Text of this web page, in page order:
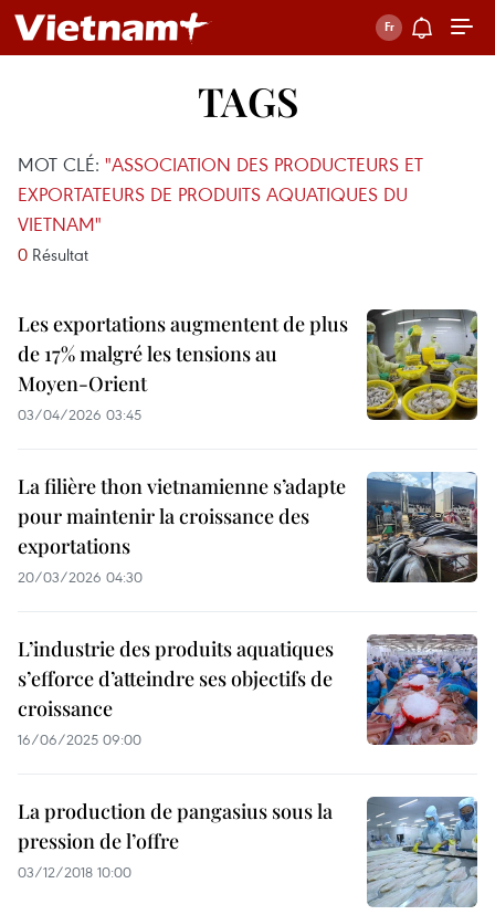
TAGS
MOT CLÉ: "ASSOCIATION DES PRODUCTEURS ET
EXPORTATEURS DE PRODUITS AQUATIQUES DU
VIETNAM"
0 Résultat
Les exportations augmentent de plus
de 17% malgré les tensions au
Moyen-Orient
03/04/2026 03:45
La filière thon vietnamienne s’adapte
pour maintenir la croissance des
exportations
20/03/2026 04:30
L’industrie des produits aquatiques
s’efforce d’atteindre ses objectifs de
croissance
16/06/2025 09:00
La production de pangasius sous la
pression de l’offre
03/12/2018 10:00